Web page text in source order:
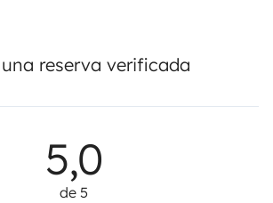
reserva verificada
5,0
de 5